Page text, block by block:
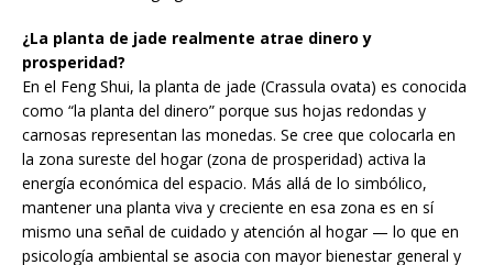
¿La planta de jade realmente atrae dinero y
prosperidad?
En el Feng Shui, la planta de jade (Crassula ovata) es conocida
como “la planta del dinero” porque sus hojas redondas y
carnosas representan las monedas. Se cree que colocarla en
la zona sureste del hogar (zona de prosperidad) activa la
energía económica del espacio. Más allá de lo simbólico,
mantener una planta viva y creciente en esa zona es en sí
mismo una señal de cuidado y atención al hogar — lo que en
psicología ambiental se asocia con mayor bienestar general y